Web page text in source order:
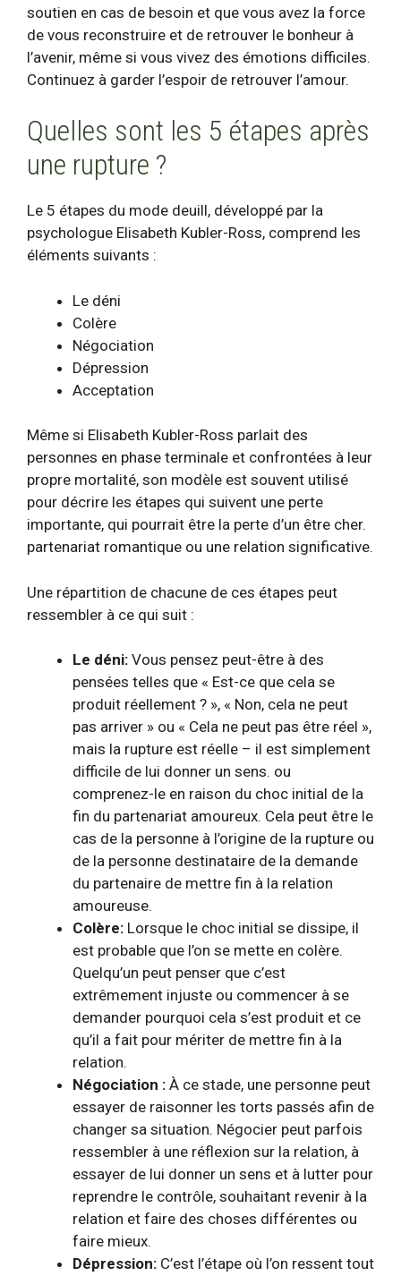
soutien en cas de besoin et que vous avez la force
de vous reconstruire et de retrouver le bonheur à
l’avenir, même si vous vivez des émotions difficiles.
Continuez à garder l’espoir de retrouver l’amour.
Quelles sont les 5 étapes après
une rupture ?
Le 5 étapes du mode deuill, développé par la
psychologue Elisabeth Kubler-Ross, comprend les
éléments suivants :
Le déni
Colère
Négociation
Dépression
Acceptation
Même si Elisabeth Kubler-Ross parlait des
personnes en phase terminale et confrontées à leur
propre mortalité, son modèle est souvent utilisé
pour décrire les étapes qui suivent une perte
importante, qui pourrait être la perte d’un être cher.
partenariat romantique ou une relation significative.
Une répartition de chacune de ces étapes peut
ressembler à ce qui suit :
Le déni: Vous pensez peut-être à des
pensées telles que « Est-ce que cela se
produit réellement ? », « Non, cela ne peut
pas arriver » ou « Cela ne peut pas être réel »,
mais la rupture est réelle – il est simplement
difficile de lui donner un sens. ou
comprenez-le en raison du choc initial de la
fin du partenariat amoureux. Cela peut être le
cas de la personne à l’origine de la rupture ou
de la personne destinataire de la demande
du partenaire de mettre fin à la relation
amoureuse.
Colère: Lorsque le choc initial se dissipe, il
est probable que l’on se mette en colère.
Quelqu’un peut penser que c’est
extrêmement injuste ou commencer à se
demander pourquoi cela s’est produit et ce
qu’il a fait pour mériter de mettre fin à la
relation.
Négociation : À ce stade, une personne peut
essayer de raisonner les torts passés afin de
changer sa situation. Négocier peut parfois
ressembler à une réflexion sur la relation, à
essayer de lui donner un sens et à lutter pour
reprendre le contrôle, souhaitant revenir à la
relation et faire des choses différentes ou
faire mieux.
Dépression: C’est l’étape où l’on ressent tout